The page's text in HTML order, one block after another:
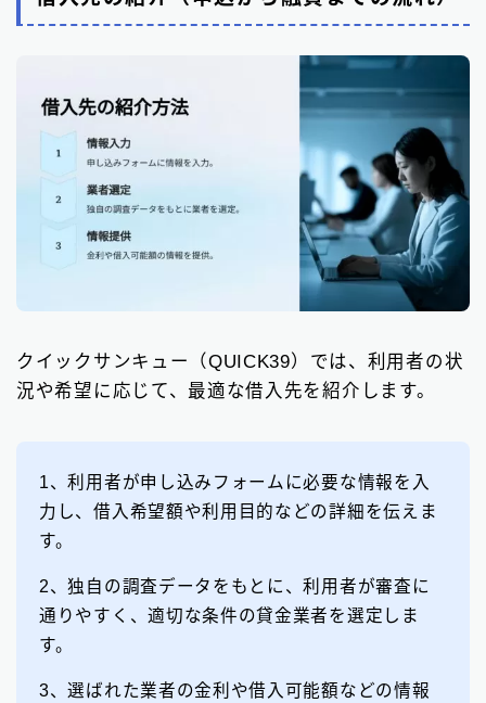
クイックサンキュー（QUICK39）では、利用者の状
況や希望に応じて、最適な借入先を紹介します。
1、利用者が申し込みフォームに必要な情報を入
力し、借入希望額や利用目的などの詳細を伝えま
す。
2、独自の調査データをもとに、利用者が審査に
通りやすく、適切な条件の貸金業者を選定しま
す。
3、選ばれた業者の金利や借入可能額などの情報